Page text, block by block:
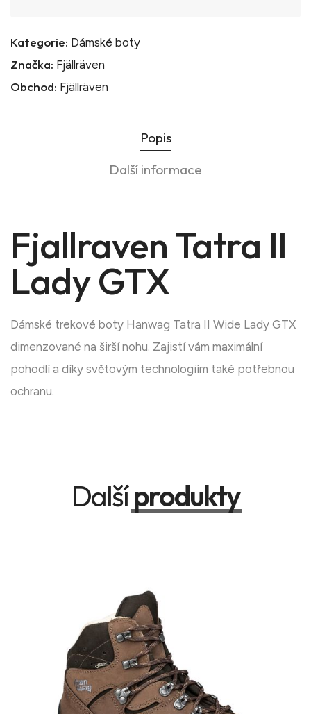
Kategorie: Dámské boty
Značka: Fjällräven
Obchod: Fjällräven
Popis
Další informace
Fjallraven Tatra II
Lady GTX
Dámské trekové boty Hanwag Tatra II Wide Lady GTX
dimenzované na širší nohu. Zajistí vám maximální
pohodlí a díky světovým technologiím také potřebnou
ochranu.
Dalšíprodukty